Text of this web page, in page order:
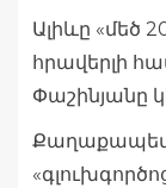
Ալիևը «մեծ
հրավերլի
Փաշինյանը